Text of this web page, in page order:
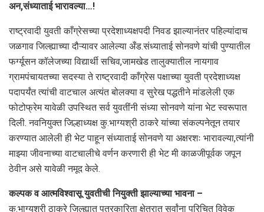
अन,संध्याताई भारावल्या…!
राष्ट्रवादी युवती काँग्रेसच्या प्रदेशाध्यक्षपदी निवड झाल्यानंतर पहिल्यांदाच
जळगाव जिल्ह्याच्या दौऱ्यावर आलेल्या अँड.संध्याताई सोनवणे यांची पुण्यातील
फर्ग्यूसन कॉलेजच्या विद्यार्थी सचिव,जामखेड तालुक्यातील नायगाव
ग्रामपंचायतच्या सदस्या ते राष्ट्रवादी काँग्रेस पक्षाच्या युवती प्रदेशाध्यक्ष
पदापर्यंत त्यांची वाटचाल अत्यंत बोलक्या व सुरेख पद्धतीने मांडलेली एक
फोटोफ्रेम यावेळी उपस्थित सर्व युवतींनी संध्या सोनवणे यांना भेट स्वरूपात
दिली. नवनियुक्त जिल्हाध्यक्ष कु.भाग्यश्री ठाकरे यांच्या संकल्पनेतून तयार
करण्यात आलेली ही भेट पाहून संध्याताई सोनवणे या अक्षरशः भारावल्या,त्यांनी
माझ्या जीवनाच्या वाटचालीचे वर्णन करणारी ही भेट मी काळजीपूर्वक जपून
ठेवीन असे यावेळी नमूद केले.
कल्पक व आत्मविश्वासू युवतीची नियुक्ती झाल्याच्या भावना –
कु.भाग्यश्री ठाकरे जिल्ह्यात पत्रकारिता क्षेत्रात सर्वांना परिचित विवेक